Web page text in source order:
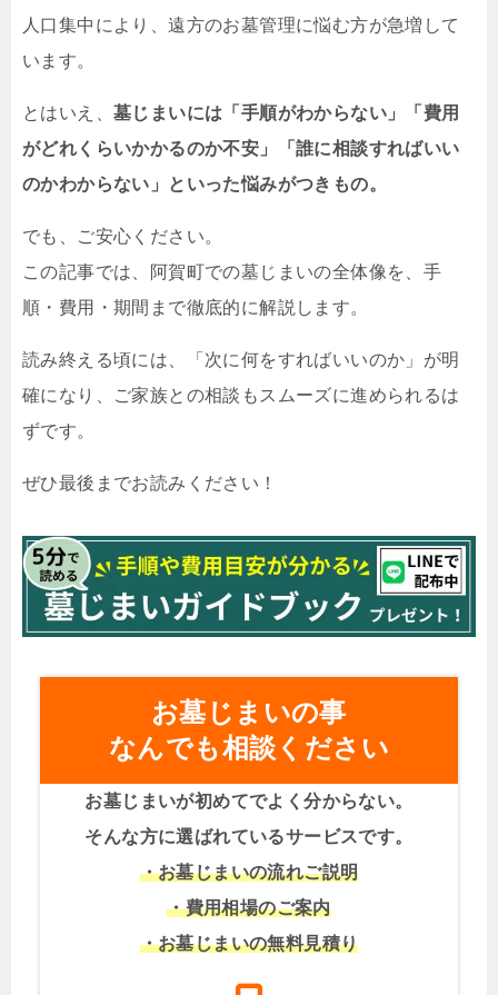
人口集中により、遠方のお墓管理に悩む方が急増して
います。
とはいえ、 墓じまいには「手順がわからない」「費用
がどれくらいかかるのか不安」「誰に相談すればいい
のかわからない」といった悩みがつきもの。
でも、ご安心ください。
この記事では、阿賀町での墓じまいの全体像を、手
順・費用・期間まで徹底的に解説します。
読み終える頃には、「次に何をすればいいのか」が明
確になり、ご家族との相談もスムーズに進められるは
ずです。
ぜひ最後までお読みください！
お墓じまいの事
なんでも相談ください
お墓じまいが初めてでよく分からない。
そんな方に選ばれているサービスです。
・お墓じまいの流れご説明
・費用相場のご案内
・お墓じまいの無料見積り